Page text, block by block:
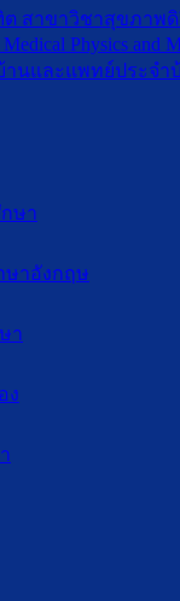
สาขาวิชาสุขภาพดิ
Physics and
นและแพทย์ประจำ
ษา
ษาอังกฤษ
า
ง